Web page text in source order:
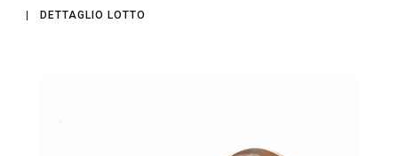
DETTAGLIO LOTTO